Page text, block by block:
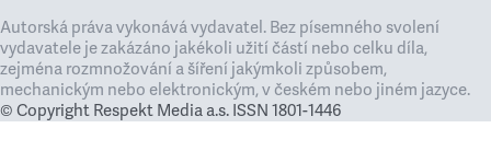
Autorská práva vykonává vydavatel. Bez písemného svolení
vydavatele je zakázáno jakékoli užití částí nebo celku díla,
zejména rozmnožování a šíření jakýmkoli způsobem,
mechanickým nebo elektronickým, v českém nebo jiném jazyce.
© Copyright Respekt Media a.s. ISSN 1801-1446